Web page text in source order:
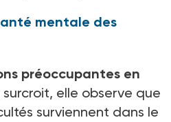
mentale des
préoccupantes en
surcroit, elle observe que
surviennent dans le